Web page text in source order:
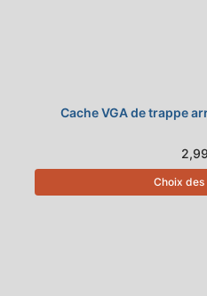
Cache VGA de trappe
2,99
Choix des